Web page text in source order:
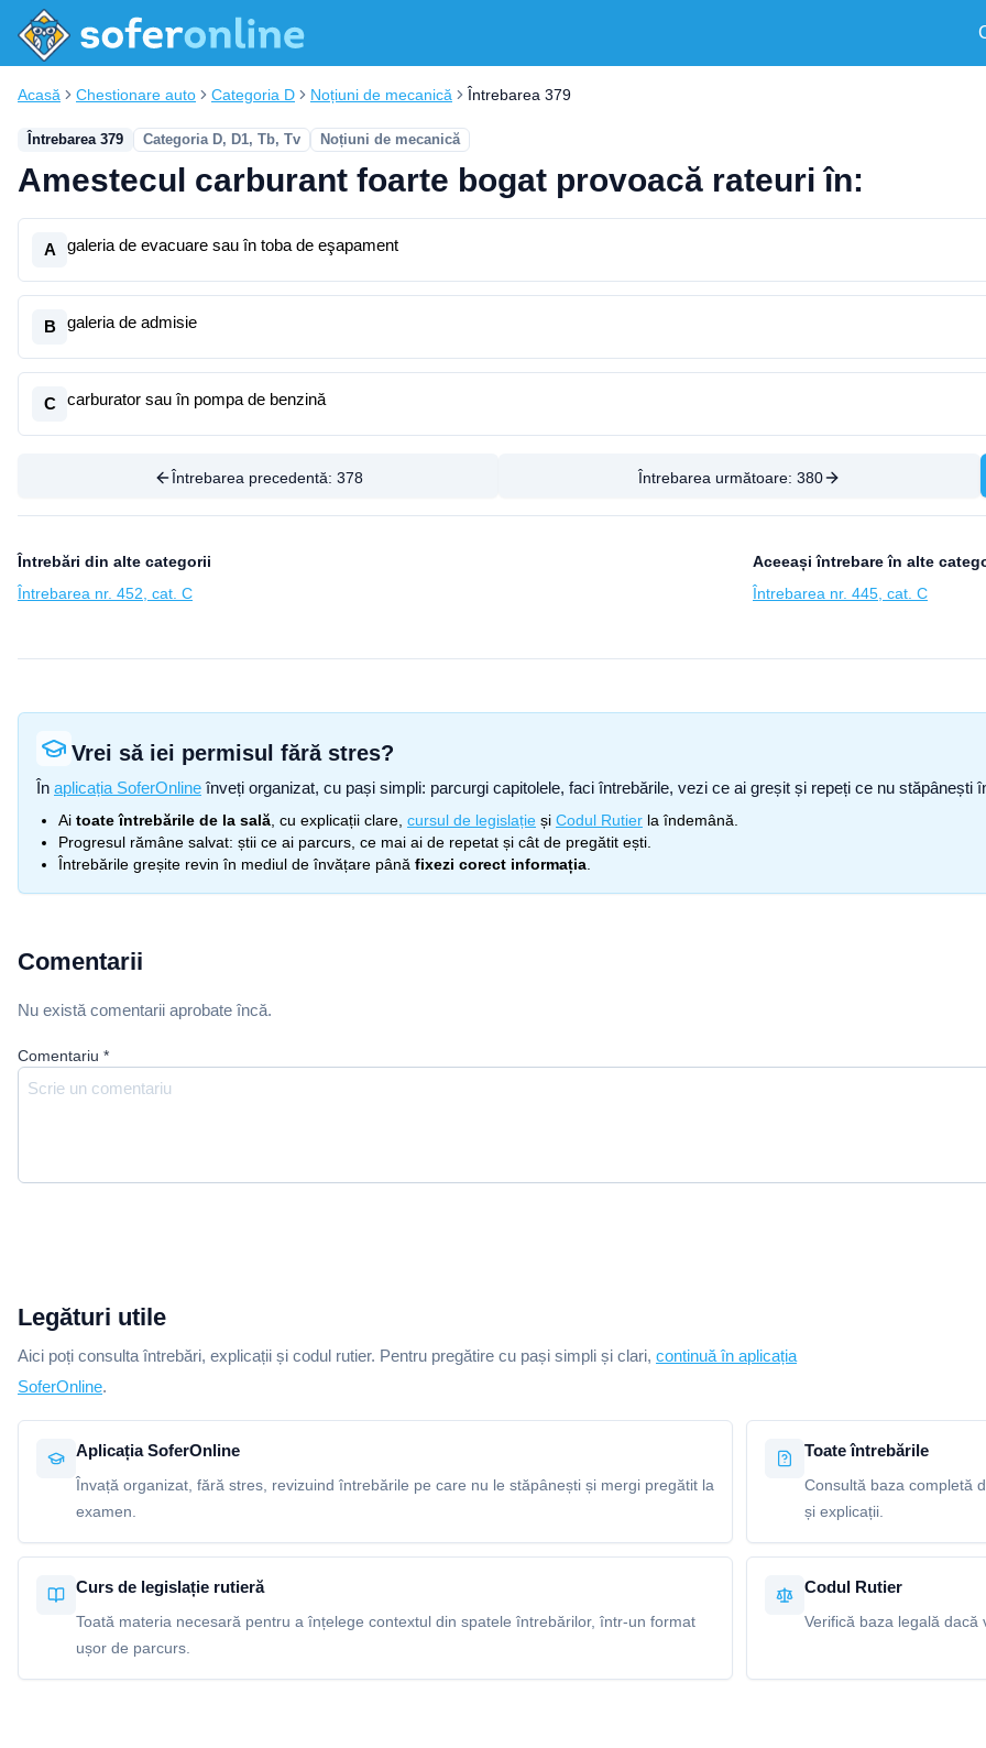
Acasă Chestionare auto Categoria D Noțiuni de mecanică Întrebarea 379
Întrebarea 379 Categoria D, D1, Tb, Tv Noțiuni de mecanică
Amestecul carburant foarte bogat provoacă rateuri în:
A galeria de evacuare sau în toba de eşapament
B galeria de admisie
C carburator sau în pompa de benzină
Întrebarea precedentă: 378 Întrebarea următoare: 380
Întrebări din alte categorii
Întrebarea nr. 452, cat. C
Aceeași întrebare în alte
Întrebarea nr. 445, cat. C
Vrei să iei permisul fără stres?
În aplicația SoferOnline înveți organizat, cu pași simpli: parcurgi capitolele, faci întrebările, vezi ce ai greșit și repeți ce nu
Ai toate întrebările de la sală , cu explicații clare, cursul de legislație și Codul Rutier la îndemână.
Progresul rămâne salvat: știi ce ai parcurs, ce mai ai de repetat și cât de pregătit ești.
Întrebările greșite revin în mediul de învățare până fixezi corect informația
Comentarii
Nu există comentarii aprobate încă.
Comentariu *
Legături utile
Aici poți consulta întrebări, explicații și codul rutier. Pentru pregătire cu pași simpli și clari, continuă în aplicația
SoferOnline.
Aplicația SoferOnline
Învață organizat, fără stres, revizuind întrebările pe care nu le stăpânești și mergi pregătit la
examen.
Toate întrebările
Consultă baza completă
și explicații.
Curs de legislație rutieră
Toată materia necesară pentru a înțelege contextul din spatele întrebărilor, într-un format
ușor de parcurs.
Codul Rutier
Verifică baza legală dacă